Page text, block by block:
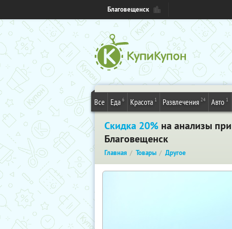
Благовещенск
Все Еда 6 Красота 1 Развлечения 24 Авто 1
Скидка 20% на анализы
Благовещенск
Главная Товары Другое